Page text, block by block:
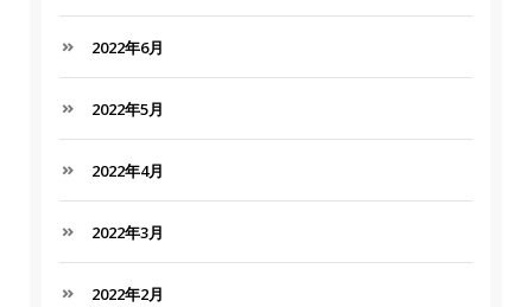
2022年6月
2022年5月
2022年4月
2022年3月
2022年2月